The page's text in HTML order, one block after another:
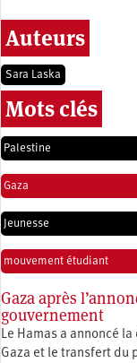
Auteurs
Sara Laska
Mots clés
Palestine
Gaza
Jeunesse
mouvement étudiant
Gaza après
gouvernement
Le Hamas a annoncé
Gaza et le transfert du